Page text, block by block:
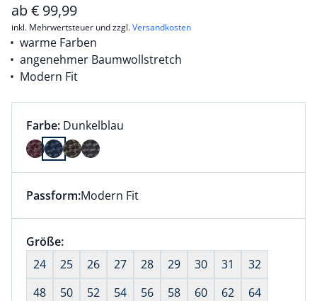
ab€ 99,99
inkl. Mehrwertsteuer und zzgl.Versandkosten
warme Farben
angenehmer Baumwollstretch
Modern Fit
Farbauswahl:
Farbe: aktuell ausgewählt:
Dunkelblau
Farbe Dunkelblau ausgewählt
Dieser Artikel hat die Passform Modern Fit. für
Passform:Modern Fit
Größenauswahl:
Größe:nichts ausgewählt
24
25 26 27 28 29 30 31
32
48
50 52 54 56 58 60 62
64